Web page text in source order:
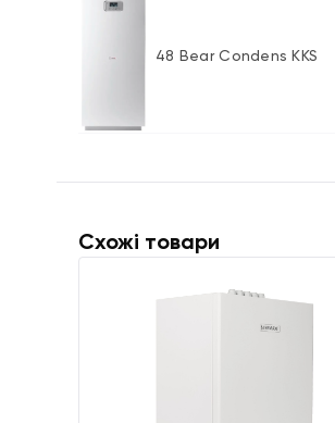
48 Bear Condens KKS
Схожі товари